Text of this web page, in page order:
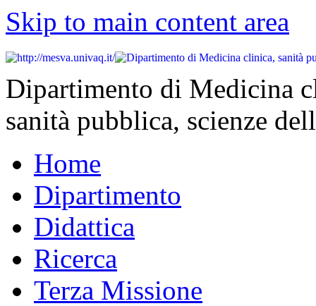
Skip to main content area
Dipartimento di Medicina
sanità pubblica, scienze
Home
Dipartimento
Didattica
Ricerca
Terza Missione